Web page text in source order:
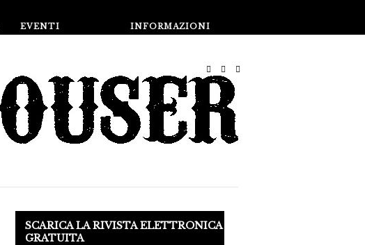
EVENTI INFORMAZIONI
SCARICA LA RIVISTA ELETTRONICA
GRATUITA